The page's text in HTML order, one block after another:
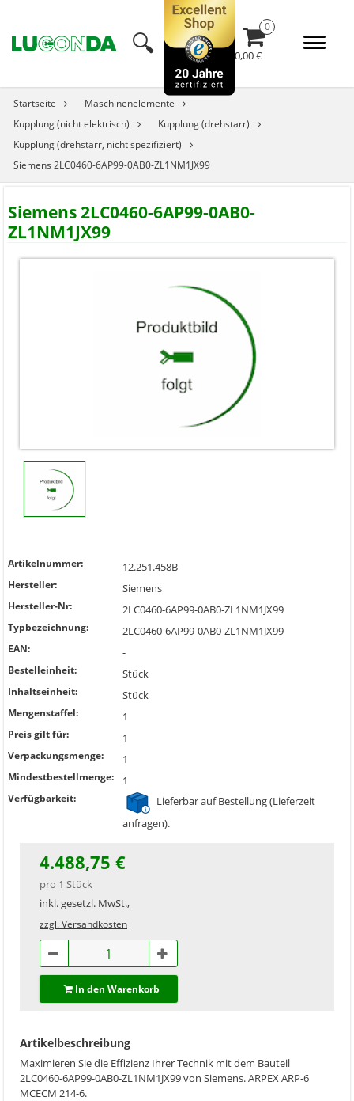
🔍︎ 0,00 €
Startseite
Maschinenelemente
Kupplung (nicht elektrisch)
Kupplung (drehstarr)
Kupplung (drehstarr, nicht spezifiziert)
Siemens 2LC0460-6AP99-0AB0-ZL1NM1JX99
Siemens 2LC0460-6AP99-0AB0-
ZL1NM1JX99
Artikelnummer: 12.251.458B
Hersteller: Siemens
Hersteller-Nr: 2LC0460-6AP99-0AB0-ZL1NM1JX99
Typbezeichnung: 2LC0460-6AP99-0AB0-ZL1NM1JX99
EAN: -
Bestelleinheit: Stück
Inhaltseinheit: Stück
Mengenstaffel: 1
Preis gilt für: 1
Verpackungsmenge: 1
Mindestbestellmenge: 1
Verfügbarkeit:
Lieferbar auf Bestellung (Lieferzeit
anfragen).
4.488,75 €
pro 1 Stück
inkl. gesetzl. MwSt.,
zzgl. Versandkosten
In den Warenkorb
Artikelbeschreibung
Maximieren Sie die Effizienz Ihrer Technik mit dem Bauteil
2LC0460-6AP99-0AB0-ZL1NM1JX99 von Siemens. ARPEX ARP-6
MCECM 214-6.